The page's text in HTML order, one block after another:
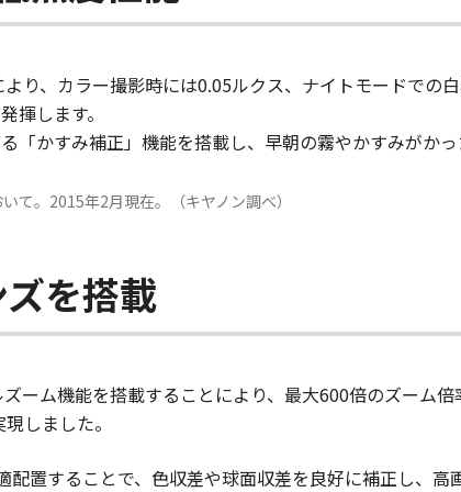
り、カラー撮影時には0.05ルクス、ナイトモードでの
揮します。
「かすみ補正」機能を搭載し、早朝の霧やかすみがか
て。2015年2月現在。（キヤノン調べ）
を搭載
ーム機能を搭載することにより、最大600倍のズーム
しました。
置することで、色収差や球面収差を良好に補正し、高